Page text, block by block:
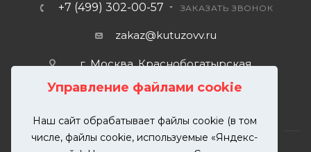
Управление файлами cookie
Наш сайт обрабатывает файлы cookie (в том
числе, файлы cookie, используемые «Яндекс-
+7 (499) 302-00-57 ЗАКАЗАТЬ ЗВОНОК
zakaz@kutuzovv.ru
г. Москва, Краснобогатырская